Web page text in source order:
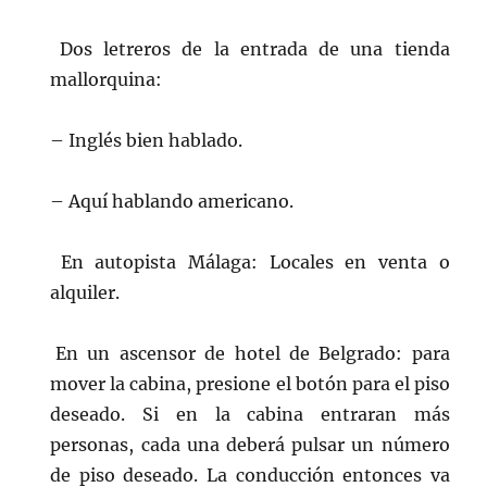
Dos letreros de la entrada de una tienda
mallorquina:
– Inglés bien hablado.
– Aquí hablando americano.
En autopista Málaga: Locales en venta o
alquiler.
En un ascensor de hotel de Belgrado: para
mover la cabina, presione el botón para el piso
deseado. Si en la cabina entraran más
personas, cada una deberá pulsar un número
de piso deseado. La conducción entonces va